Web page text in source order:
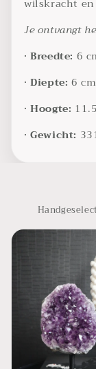
wilskracht
Je ontvangt
•Breedte: 6
•Diepte:6 cm
•Hoogte:
•Gewicht: